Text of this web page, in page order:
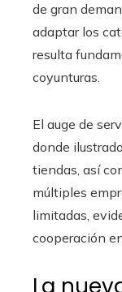
de gran
adaptar los
resulta
coyunturas.
El auge de
donde
tiendas, así
múltiples
limitadas,
cooperación